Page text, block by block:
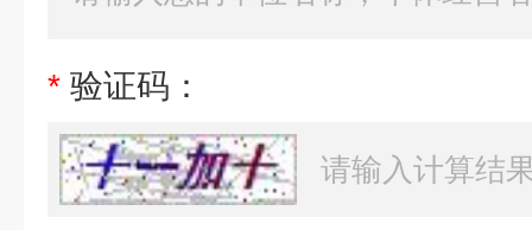
* 验证码：